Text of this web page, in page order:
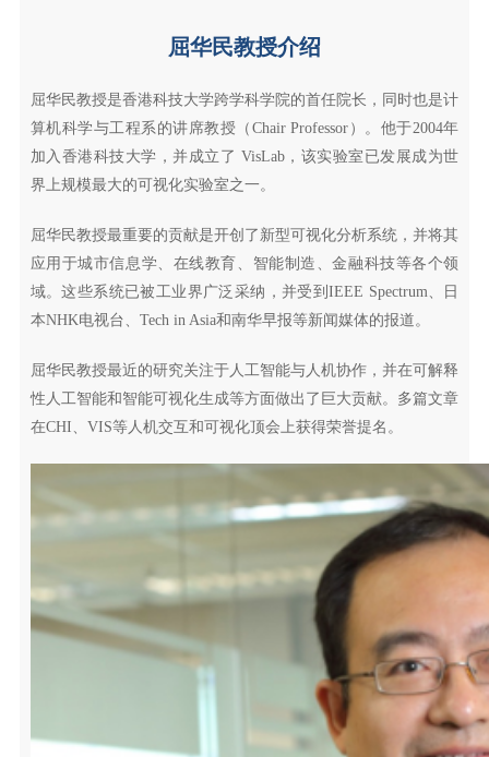
屈华民教授介绍
屈华民教授是香港科技大学跨学科学院的首任院长，同时也是计
算机科学与工程系的讲席教授（Chair Professor）。他于2004年
加入香港科技大学，并成立了 VisLab，该实验室已发展成为世
界上规模最大的可视化实验室之一。
屈华民教授最重要的贡献是开创了新型可视化分析系统，并将其
应用于城市信息学、在线教育、智能制造、金融科技等各个领
域。这些系统已被工业界广泛采纳，并受到IEEE Spectrum、日
本NHK电视台、Tech in Asia和南华早报等新闻媒体的报道。
屈华民教授最近的研究关注于人工智能与人机协作，并在可解释
性人工智能和智能可视化生成等方面做出了巨大贡献。多篇文章
在CHI、VIS等人机交互和可视化顶会上获得荣誉提名。